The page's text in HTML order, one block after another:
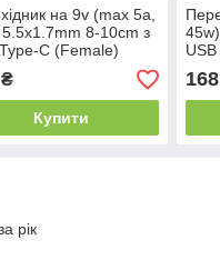
на 9v (max 5a,
8-10cm з
C (Female)
Charge Power
QC|PD тригер (A
1 день
Купити
168
рік